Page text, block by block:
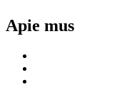
Apie mus